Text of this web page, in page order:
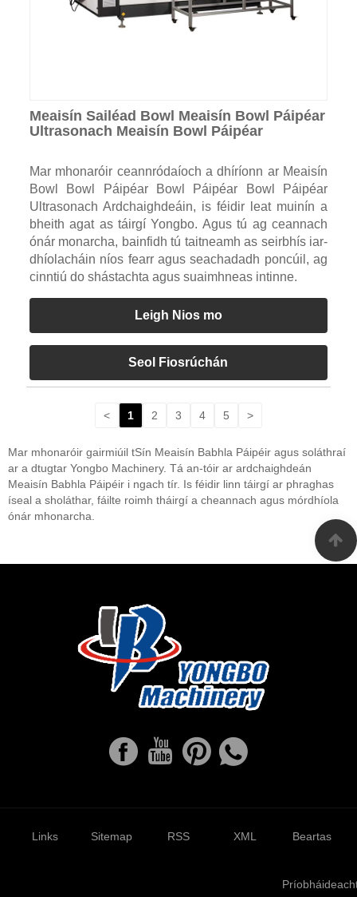
Meaisín Sailéad Bowl Meaisín Bowl Páipéar
Ultrasonach Meaisín Bowl Páipéar
Mar mhonaróir ceannródaíoch a dhíríonn ar Meaisín
Bowl Bowl Páipéar Bowl Páipéar Bowl Páipéar
Ultrasonach Ardchaighdeáin, is féidir leat muinín a
bheith agat as táirgí Yongbo. Agus tú ag ceannach
ónár monarcha, bainfidh tú taitneamh as seirbhís iar-
dhíolacháin níos fearr agus seachadadh poncúil, ag
cinntiú do shástachta agus suaimhneas intinne.
Leigh Nios mo
Seol Fiosrúchán
< 1 2 3 4 5 >
Mar mhonaróir gairmiúil tSín Meaisín Babhla Páipéir agus soláthraí
ar a dtugtar Yongbo Machinery. Tá an-tóir ar ardchaighdeán
Meaisín Babhla Páipéir i ngach tír. Is féidir linn táirgí ar phraghas
íseal a sholáthar, fáilte roimh tháirgí a cheannach agus mórdhíola
ónár mhonarcha.
Links Sitemap RSS XML Beartas